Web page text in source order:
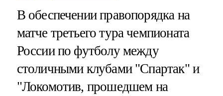
В обеспечении правопорядка на
матче третьего тура чемпионата
России по футболу между
столичными клубами "Спартак" и
"Локомотив, прошедшем на